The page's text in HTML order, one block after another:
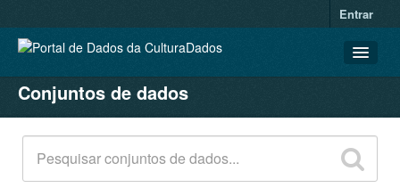
Entrar
CONJUNTOS DE DADOS
ORGANIZAÇÕES
GRUPOS
SOBRE
Conjuntos de dados